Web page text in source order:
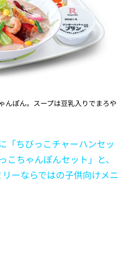
んぽん。スープは豆乳入りでまろや
「ちびっこチャーハンセッ
こちゃんぽんセット」と、
ーならではの子供向けメニ